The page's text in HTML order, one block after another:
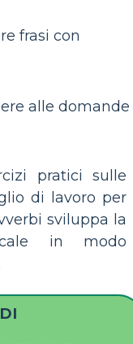
frasi con
alle domande
pratici sulle
di lavoro per
sviluppa la
in modo